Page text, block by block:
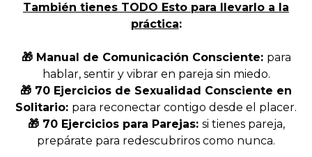
También tienes TODO Esto para llevarlo a la
práctica:
🎁Manual de Comunicación Consciente: para
hablar, sentir y vibrar en pareja sin miedo.
🎁 70 Ejercicios de Sexualidad Consciente en
Solitario: para reconectar contigo desde el placer.
🎁70 Ejercicios para Parejas: si tienes pareja,
prepárate para redescubriros como nunca.